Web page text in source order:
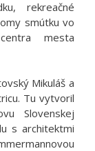
rekreačné
smútku vo
mesta
Mikuláš a
Tu vytvoril
Slovenskej
s architektmi